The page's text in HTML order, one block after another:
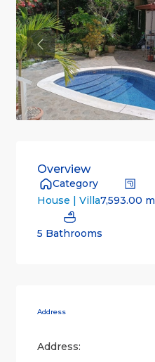
Previous
Overview
Category
House | Villa7,593.00 m
5 Bathrooms
Address
Address: